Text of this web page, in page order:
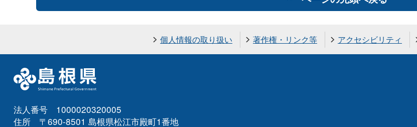
個人情報の取り扱い 著作権・リンク等 アクセシビリティ
法人番号 1000020320005
住所 〒690-8501 島根県松江市殿町1番地